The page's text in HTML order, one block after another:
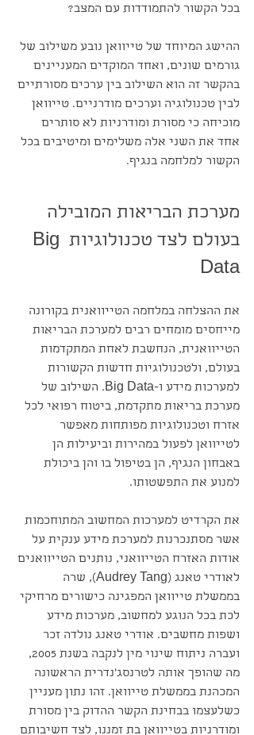
בכל הקשור להתמודדות עם המצב?
ההישג המיוחד של טייוואן נובע משילוב של
גורמים שונים, ואחד המוקדים המעניינים
בהקשר זה הוא השילוב בין ערכים מסורתיים
לבין טכנולוגיה וערכים מודרניים. טייוואן
מוכיחה כי מסורת ומודרניות לא סותרים
אחד את השני אלה משלימים ומיטיבים בכל
הקשור למלחמה בנגיף.
מערכת הבריאות המובילה
בעולם לצד טכנולוגיות Big
Data
את ההצלחה במלחמה הטייוואנית בקורונה
מייחסים מומחים רבים למערכת הבריאות
הטייוואנית, הנחשבת לאחת המתקדמות
בעולם, ולטכנולוגיות חדשות הקשורות
למערכות מידע ו-Big Data. השילוב של
מערכת בריאות מתקדמת, ביטוח רפואי לכל
אזרח וטכנולוגיות מפותחות מאפשר
לטייוואן לפעול במהירות וביעילות הן
באבחון הנגיף, הן בטיפול בו והן ביכולת
למנוע את התפשטותו.
את הקרדיט למערכות המחשוב המתוחכמות
אשר מסתנכרנות למערכת מידע ענקית על
אודות האזרח הטייוואני, נותנים הטייוואנים
לאודרי טאנג (Audrey Tang), שרה
בממשלת טייוואן המפגינה כישורים מרחיקי
לכת בכל הנוגע למחשוב, מערכות מידע
ושפות מחשבים. אודרי טאנג נולדה זכר
ועברה ניתוח שינוי מין לנקבה בשנת 2005,
מה שהופך אותה לטרנסג׳נדרית הראשונה
המכהנת בממשלת טייוואן. זהו נתון מעניין
כשלעצמו בבחינת הקשר ההדוק בין מסורת
ומודרניות בטייוואן בת זמננו, לצד חשיבותם